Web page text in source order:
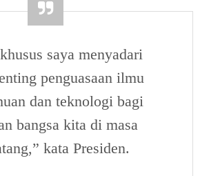
saya menyadari
penguasaan ilmu
dan teknologi bagi
bangsa kita di masa
kata Presiden.